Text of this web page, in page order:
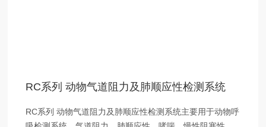
RC系列 动物气道阻力及肺顺应性检测系统
RC系列 动物气道阻力及肺顺应性检测系统主要用于动物呼